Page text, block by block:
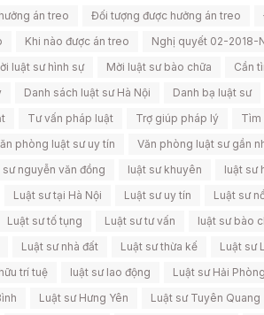
án treo Đối tượng được hưởng án treo
Khi nào được án treo
Nghị quyết 02-2018-
luật sư hình sự Mời luật sư bào chữa Cần
Danh sách luật sư Hà Nội Danh bạ luật sư
Tư vấn pháp luật Trợ giúp pháp lý Tìm
phòng luật sư uy tín Văn phòng luật sư gần
sư nguyễn văn đồng luật sư khuyên luật sư
Luật sư tại Hà Nội Luật sư uy tín Luật sư
Luật sư tố tụng Luật sư tư vấn luật sư bào
Luật sư nhà đất Luật sư thừa kế Luật sư
trí tuệ luật sư lao động Luật sư Hải Phòng
Luật sư Hưng Yên Luật sư Tuyên Quang